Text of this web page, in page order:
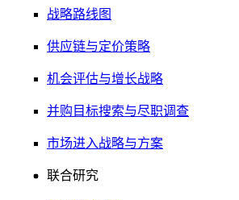
战略路线图
供应链与定价策略
机会评估与增长战略
并购目标搜索与尽职调查
市场进入战略与方案
联合研究